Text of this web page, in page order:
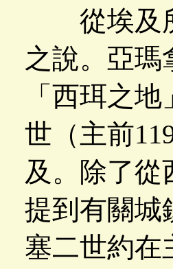
從埃及所
之說。亞瑪
「西珥之
世（主前
及。除了從
提到有關城
塞二世約在